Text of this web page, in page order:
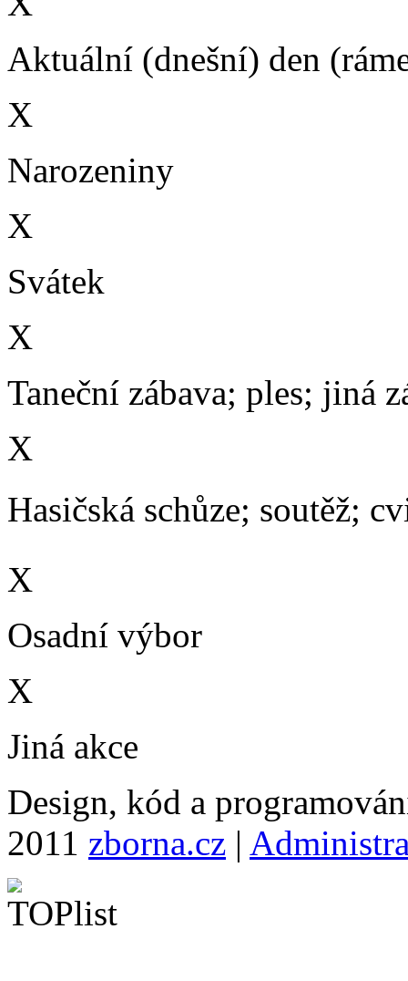
Aktuální (dnešní) den
X
Narozeniny
X
Svátek
X
Taneční zábava; ples; jiná
X
Hasičská schůze; soutěž;
X
Osadní výbor
X
Jiná akce
Design, kód a
2011 zborna.cz |